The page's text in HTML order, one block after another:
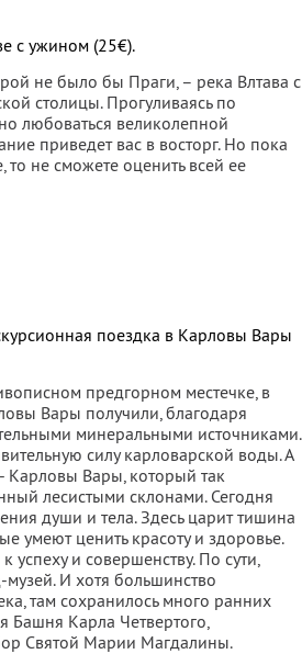
с ужином (25€).
не было бы Праги, – река Влтава с
столицы. Прогуливаясь по
любоваться великолепной
приведет вас в восторг. Но пока
не сможете оценить всей ее
поездка в Карловы Вары
предгорном местечке, в
Вары получили, благодаря
минеральными источниками.
силу карловарской воды. А
- Карловы Вары, который так
лесистыми склонами. Сегодня
души и тела. Здесь царит тишина
умеют ценить красоту и здоровье.
и совершенству. По сути,
И хотя большинство
там сохранилось много ранних
Башня Карла Четвертого,
Святой Марии Магдалины.